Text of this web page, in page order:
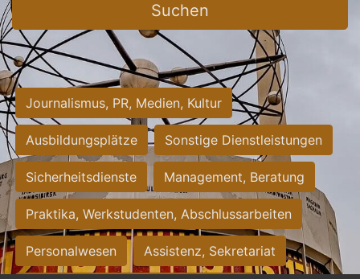
Suchen
Journalismus, PR, Medien, Kultur
Ausbildungsplätze Sonstige Dienstleistungen
Sicherheitsdienste Management, Beratung
Praktika, Werkstudenten, Abschlussarbeiten
Personalwesen Assistenz, Sekretariat